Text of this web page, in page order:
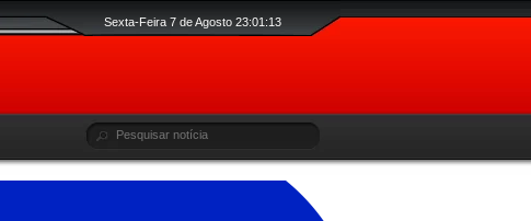
Sexta-Feira 7 de Agosto 23:01:14